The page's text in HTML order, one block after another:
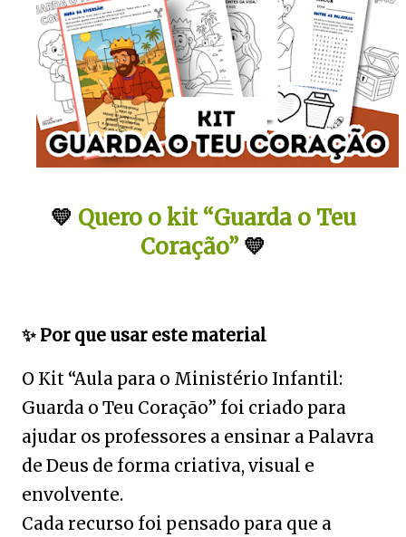
💛 Quero o kit “Guarda o Teu
Coração” 💛
✨ Por que usar este material
O Kit “Aula para o Ministério Infantil:
Guarda o Teu Coração” foi criado para
ajudar os professores a ensinar a Palavra
de Deus de forma criativa, visual e
envolvente.
Cada recurso foi pensado para que a